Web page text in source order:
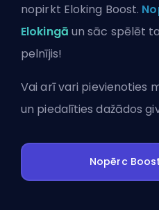
nopirkt Eloking Boost.
Elokingā un sāc spēlēt
pelnījis!
Vai arī vari pievienoties
un piedalīties dažādos
Nopērc